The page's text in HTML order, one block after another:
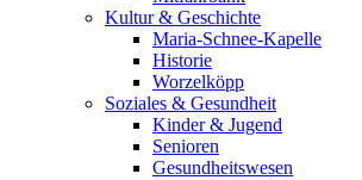
Kultur & Geschichte
Maria-Schnee-Kapelle
Historie
Worzelköpp
Soziales & Gesundheit
Kinder & Jugend
Senioren
Gesundheitswesen